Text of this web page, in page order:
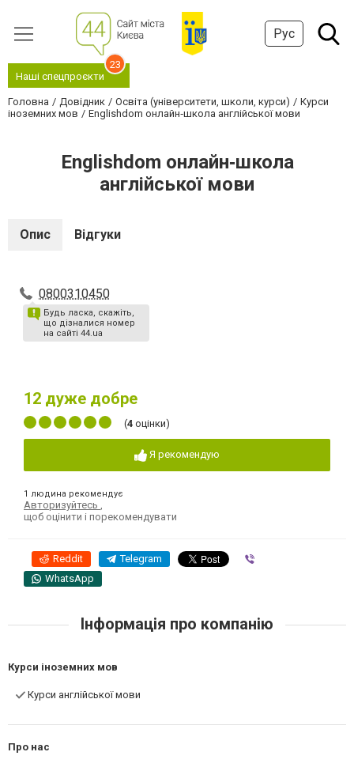
Рус
Наші спецпроєкти
23
Головна Довідник Освіта (університети, школи, курси)
Курси
іноземних мов
Englishdom онлайн‑школа англійської мови
Englishdom онлайн‑школа
англійської мови
Опис Відгуки
0800310450
Будь ласка, скажіть,
що дізналися номер
на сайті 44.ua
12 дуже добре
(4 оцінки)
Я рекомендую
1 людина рекомендує
Авторизуйтесь
щоб оцінити і порекомендувати
Reddit Telegram
WhatsApp
Інформація про компанію
Курси іноземних мов
Курси англійської мови
Про нас